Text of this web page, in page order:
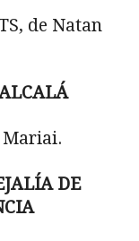
de Natan
Mariai.
DE